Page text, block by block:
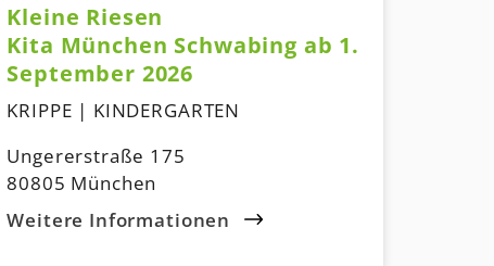
Kleine Riesen
Kita München Schwabing ab 1.
September 2026
KRIPPE | KINDERGARTEN
Ungererstraße 175
80805 München
Weitere Informationen